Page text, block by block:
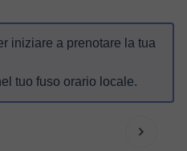
iniziare a prenotare la tua
tuo fuso orario locale.